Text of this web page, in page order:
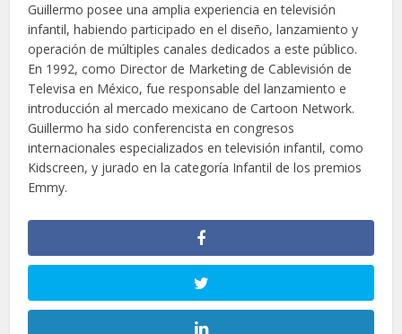
Guillermo posee una amplia experiencia en televisión
infantil, habiendo participado en el diseño, lanzamiento y
operación de múltiples canales dedicados a este público.
En 1992, como Director de Marketing de Cablevisión de
Televisa en México, fue responsable del lanzamiento e
introducción al mercado mexicano de Cartoon Network.
Guillermo ha sido conferencista en congresos
internacionales especializados en televisión infantil, como
Kidscreen, y jurado en la categoría Infantil de los premios
Emmy.